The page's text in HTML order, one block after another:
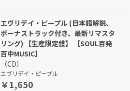
エヴリデイ・ピープル (日本語解説、
ボーナストラック付き、最新リマスタ
リング) 【生産限定盤】 【SOUL百発
百中MUSIC】
（CD）
エヴリデイ・ピープル
￥1,650